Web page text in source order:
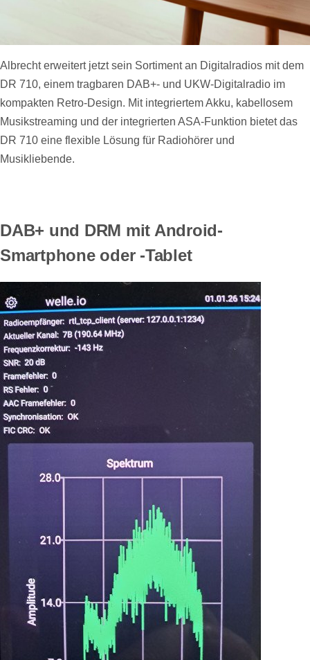
Albrecht erweitert jetzt sein Sortiment an Digitalradios mit dem
DR 710, einem tragbaren DAB+- und UKW-Digitalradio im
kompakten Retro-Design. Mit integriertem Akku, kabellosem
Musikstreaming und der integrierten ASA-Funktion bietet das
DR 710 eine flexible Lösung für Radiohörer und
Musikliebende.
DAB+ und DRM mit Android-
Smartphone oder -Tablet